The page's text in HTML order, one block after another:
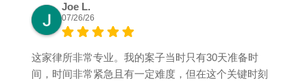
Joe L.
07/26/26
这家律所非常专业。我的案子当时只有30天准备时
间，时间非常紧急且有一定难度，但在这个关键时刻